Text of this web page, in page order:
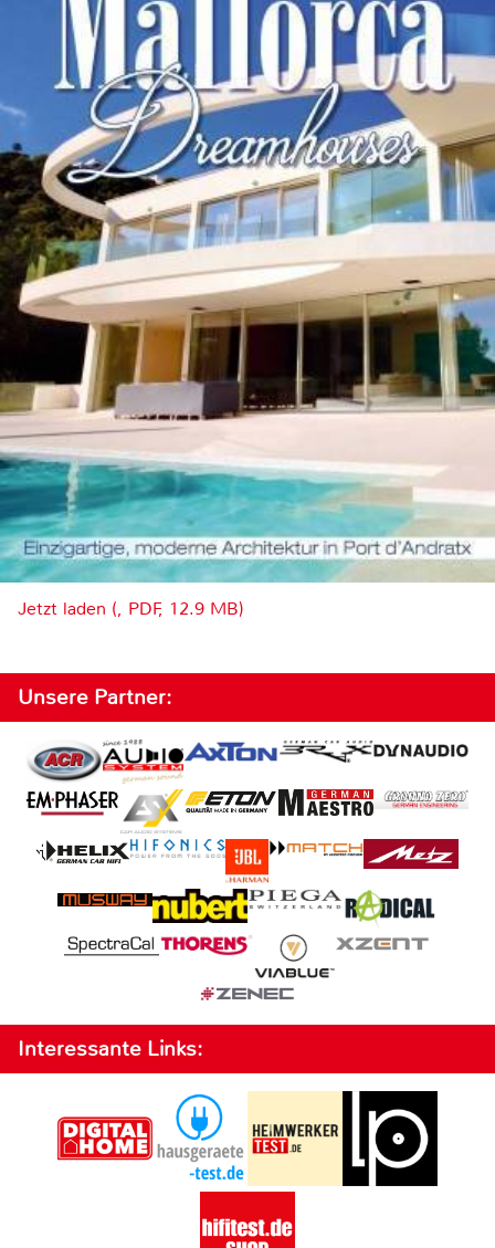
Jetzt laden (, PDF, 12.9 MB)
Unsere Partner:
Interessante Links: